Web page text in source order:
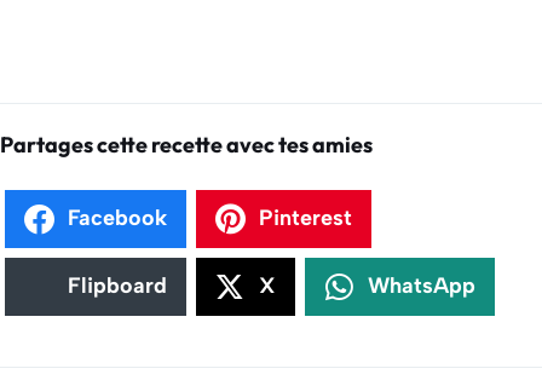
Partages cette recette avec tes amies
Facebook Pinterest
Flipboard X WhatsApp